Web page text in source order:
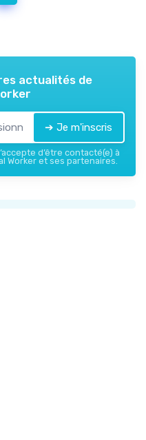
actualités de
➔ Je m'inscris
d’être contacté(e) à
Worker et ses partenaires.